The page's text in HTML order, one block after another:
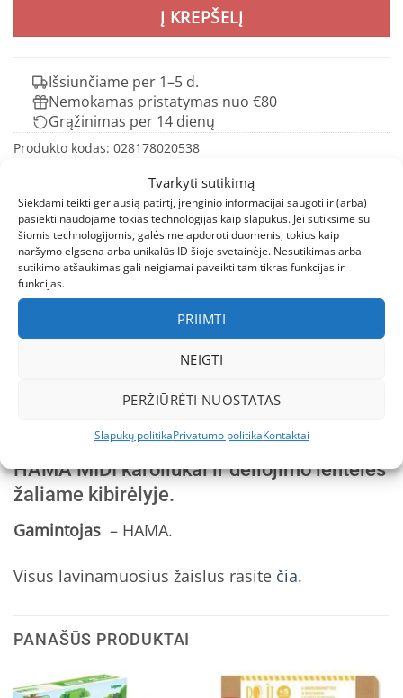
Tvarkyti sutikimą
Siekdami teikti geriausią patirtį, įrenginio informacijai saugoti ir (arba)
pasiekti naudojame tokias technologijas kaip slapukus. Jei sutiksime su
šiomis technologijomis, galėsime apdoroti duomenis, tokius kaip
naršymo elgsena arba unikalūs ID šioje svetainėje. Nesutikimas arba
sutikimo atšaukimas gali neigiamai paveikti tam tikras funkcijas ir
funkcijas.
PRIIMTI
NEIGTI
PERŽIŪRĖTI NUOSTATAS
Slapukų politikaPrivatumo politikaKontaktai
Į KREPŠELĮ
Išsiunčiame per 1–5 d.
Nemokamas pristatymas nuo €80
Grąžinimas per 14 dienų
Produkto kodas: 028178020538
Lavinamieji žaislai
Žymos:Edukacinai žaislai ,HAMA,lavinamieji žaislai
APRAŠYMAS
HAMA MIDI karoliukai ir dėliojimo lentelės
žaliame kibirėlyje.
Gamintojas – HAMA.
Visus lavinamuosius žaislus rasite čia.
PANAŠŪS PRODUKTAI